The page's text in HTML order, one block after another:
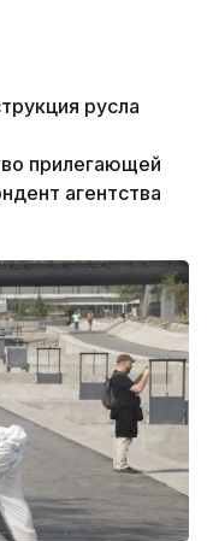
русла
прилегающей
агентства